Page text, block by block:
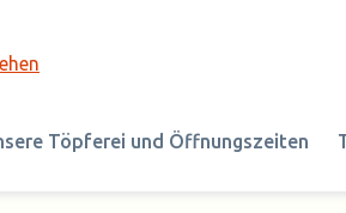
Töpferei und Öffnungszeiten